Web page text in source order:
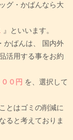
グ・かばんなら大
』といいます。
ばんは、
国内外
活用する事をお約
０円 を、選択して
とはゴミの削減に
ると考えておりま